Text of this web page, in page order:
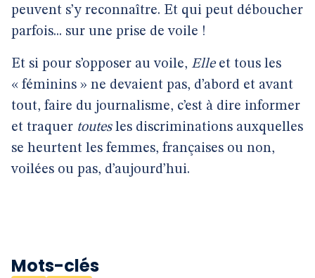
peuvent s’y reconnaître. Et qui peut déboucher
parfois... sur une prise de voile !
Et si pour s’opposer au voile, Elleet tous les
« féminins » ne devaient pas, d’abord et avant
tout, faire du journalisme, c’est à dire informer
et traquer toutesles discriminations auxquelles
se heurtent les femmes, françaises ou non,
voilées ou pas, d’aujourd’hui.
Mots-clés